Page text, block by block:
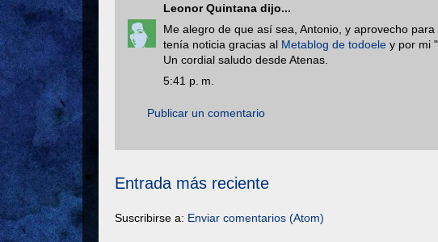
Leonor Quintana dijo...
Me alegro de que así sea, Antonio, y aprovecho
tenía noticia gracias al Metablog de todoele y por mi
Un cordial saludo desde Atenas.
5:41 p. m.
Publicar un comentario
Entrada más reciente
Suscribirse a: Enviar comentarios (Atom)